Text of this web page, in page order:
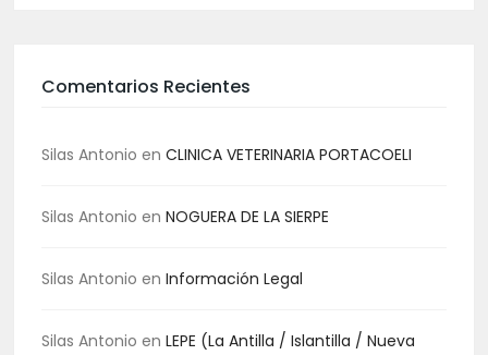
Comentarios Recientes
Silas Antonio en CLINICA VETERINARIA PORTACOELI
Silas Antonio en NOGUERA DE LA SIERPE
Silas Antonio en Información Legal
Silas Antonio en LEPE (La Antilla / Islantilla / Nueva